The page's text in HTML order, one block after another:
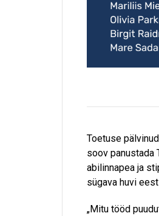
Toetuse
soov panustada
abilinnapea ja
sügava huvi
„Mitu tööd